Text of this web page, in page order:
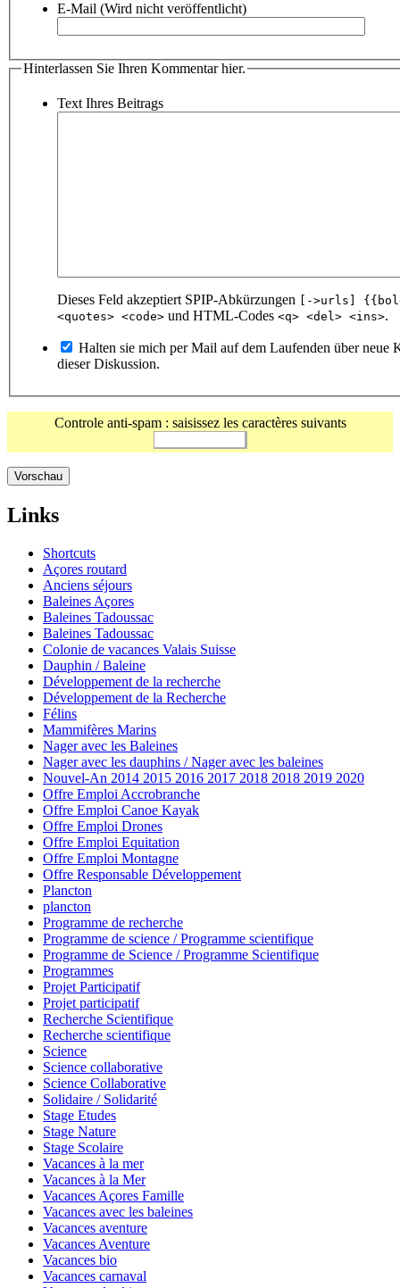
E-Mail (Wird nicht veröffentlicht)
Hinterlassen Sie Ihren Kommentar hier.
Text Ihres Beitrags
Dieses Feld akzeptiert SPIP-Abkürzungen
[->urls]
<quotes> <code> und HTML-Codes <q> <del> <ins>.
Halten sie mich per Mail auf dem Laufenden über neue
dieser Diskussion.
Controle anti-spam : saisissez les caractères suivants
Links
Shortcuts
Açores routard
Anciens séjours
Baleines Açores
Baleines Tadoussac
Baleines Tadoussac
Colonie de vacances Valais Suisse
Dauphin / Baleine
Développement de la recherche
Développement de la Recherche
Félins
Mammifères Marins
Nager avec les Baleines
Nager avec les dauphins / Nager avec les baleines
Nouvel-An 2014 2015 2016 2017 2018 2018 2019 2020
Offre Emploi Accrobranche
Offre Emploi Canoe Kayak
Offre Emploi Drones
Offre Emploi Equitation
Offre Emploi Montagne
Offre Responsable Développement
Plancton
plancton
Programme de recherche
Programme de science / Programme scientifique
Programme de Science / Programme Scientifique
Programmes
Projet Participatif
Projet participatif
Recherche Scientifique
Recherche scientifique
Science
Science collaborative
Science Collaborative
Solidaire / Solidarité
Stage Etudes
Stage Nature
Stage Scolaire
Vacances à la mer
Vacances à la Mer
Vacances Açores Famille
Vacances avec les baleines
Vacances aventure
Vacances Aventure
Vacances bio
Vacances carnaval